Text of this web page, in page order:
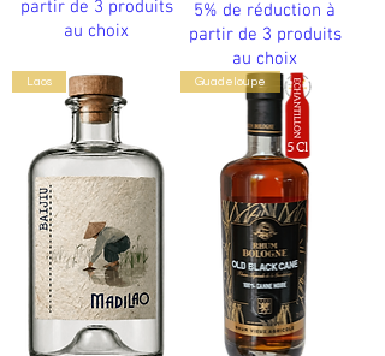
partir de 3 produits
au choix
5% de réduction à
partir de 3 produits
au choix
Laos Guadeloupe